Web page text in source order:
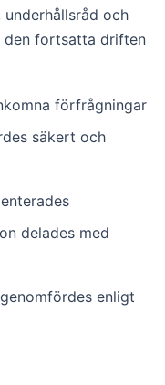
och
den fortsatta driften
förfrågningar
säkert och
delades med
enligt